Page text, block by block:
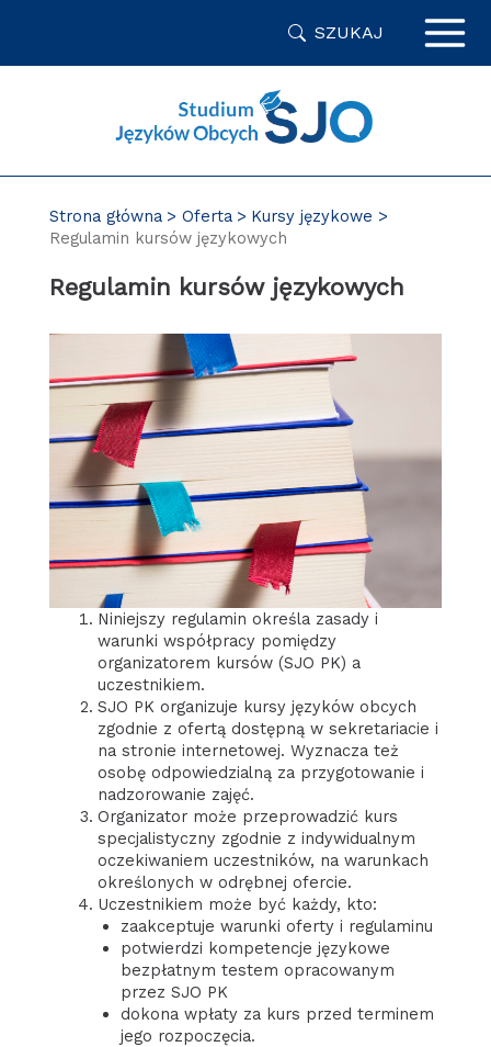
SZUKAJ
Strona główna Oferta
Kursy językowe
Regulamin kursów językowych
Regulamin kursów językowych
Niniejszy regulamin określa zasady i
warunki współpracy pomiędzy
organizatorem kursów (SJO PK) a
uczestnikiem.
SJO PK organizuje kursy języków obcych
zgodnie z ofertą dostępną w sekretariacie i
na stronie internetowej. Wyznacza też
osobę odpowiedzialną za przygotowanie i
nadzorowanie zajęć.
Organizator może przeprowadzić kurs
specjalistyczny zgodnie z indywidualnym
oczekiwaniem uczestników, na warunkach
określonych w odrębnej ofercie.
Uczestnikiem może być każdy, kto:
zaakceptuje warunki oferty i regulaminu
potwierdzi kompetencje językowe
bezpłatnym testem opracowanym
przez SJO PK
dokona wpłaty za kurs przed terminem
jego rozpoczęcia.